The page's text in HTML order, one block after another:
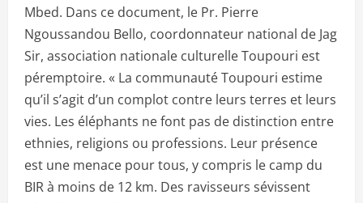
Mbed. Dans ce document, le Pr. Pierre
Ngoussandou Bello, coordonnateur national de Jag
Sir, association nationale culturelle Toupouri est
péremptoire. « La communauté Toupouri estime
qu’il s’agit d’un complot contre leurs terres et leurs
vies. Les éléphants ne font pas de distinction entre
ethnies, religions ou professions. Leur présence
est une menace pour tous, y compris le camp du
BIR à moins de 12 km. Des ravisseurs sévissent